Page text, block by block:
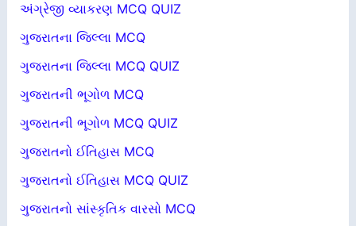
અંગ્રેજી વ્યાકરણ MCQ QUIZ
ગુજરાતના જિલ્લા MCQ
ગુજરાતના જિલ્લા MCQ QUIZ
ગુજરાતની ભૂગોળ MCQ
ગુજરાતની ભૂગોળ MCQ QUIZ
ગુજરાતનો ઈતિહાસ MCQ
ગુજરાતનો ઈતિહાસ MCQ QUIZ
ગુજરાતનો સાંસ્કૃતિક વારસો MCQ